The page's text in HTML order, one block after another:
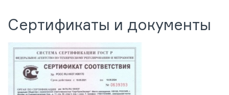
Сертификаты и документы